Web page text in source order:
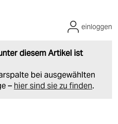
diesem Artikel ist
bei ausgewählten
– hier sind sie zu finden.
einloggen